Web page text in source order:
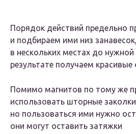
Порядок действий предельно
и подбираем ими низ
в нескольких местах до
результате получаем
Помимо магнитов по тому же
использовать шторные
но пользоваться ими нужно
они могут оставить затяжки